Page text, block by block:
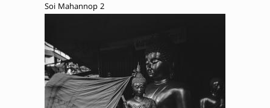
Soi Mahannop 2